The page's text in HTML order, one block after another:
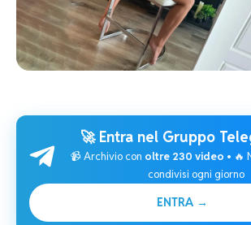
🚀 Entra nel Gruppo
📹 Archivio con oltre 230 video • 🔥
condivisi ogni giorno
ENTRA →